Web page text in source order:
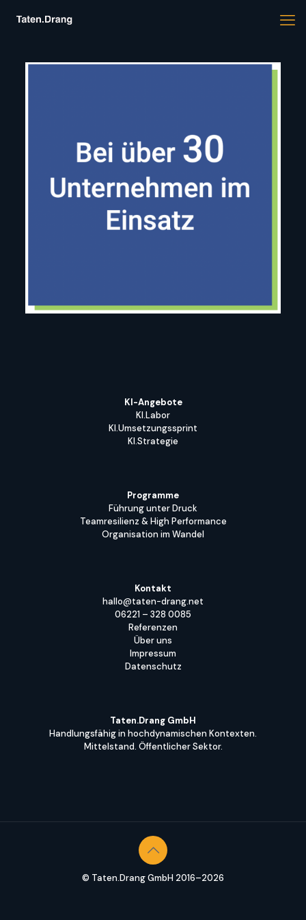
KI-Angebote
KI.Labor
KI.Umsetzungssprint
KI.Strategie
Programme
Führung unter Druck
Teamresilienz & High Performance
Organisation im Wandel
Kontakt
hallo@taten-drang.net
06221 – 328 0085
Referenzen
Über uns
Impressum
Datenschutz
Taten.Drang GmbH
Handlungsfähig in hochdynamischen Kontexten.
Mittelstand. Öffentlicher Sektor.
© Taten.Drang GmbH 2016–2026